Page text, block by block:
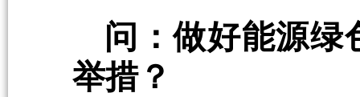
问：做好能源绿
举措？